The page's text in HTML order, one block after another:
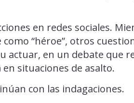
en redes sociales.
“héroe”, otros
actuar, en un debate que
situaciones de asalto.
con las indagaciones.